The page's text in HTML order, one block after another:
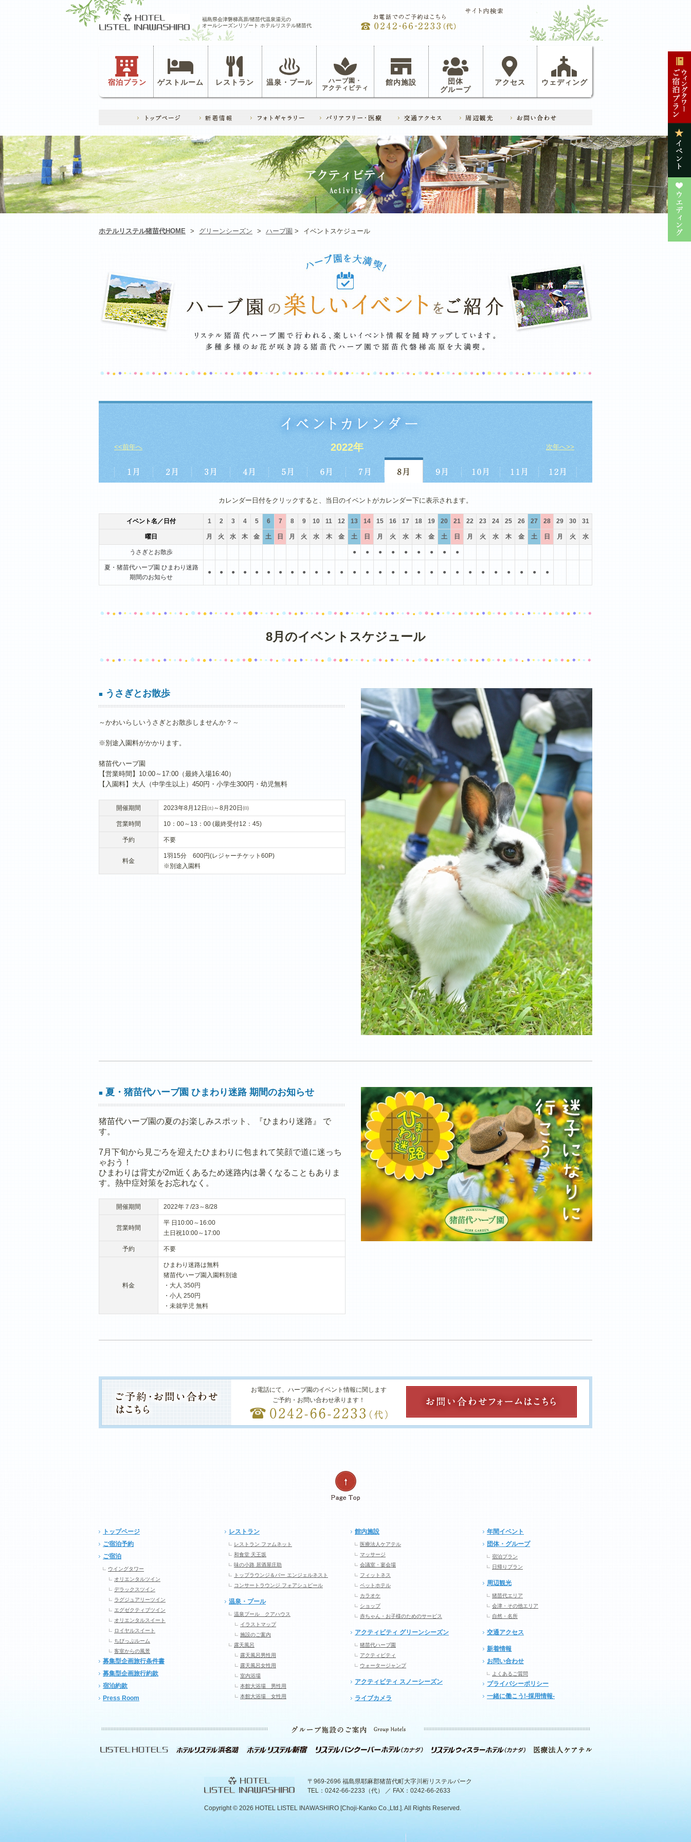
福島県会津磐梯高原/猪苗代温泉湯元の
オールシーズンリゾート ホテルリステル猪苗代
宿泊プラン ゲストルーム レストラン 温泉・プール ハーブ園・
アクティビティ
館内施設
団体
グループ
アクセス ウェディング
ホテルリステル猪苗代HOME > グリーンシーズン > ハーブ園 > イベントスケジュール
<<前年へ 2022年 次年へ>>
カレンダー日付をクリックすると、当日のイベントがカレンダー下に表示されます。
イベント名／日付 1 2 3 4 5 6 7 8 9 10 11 12 13 14 15 16 17 18 19 20 21 22 23 24 25 26 27 28 29 30 31
曜日 月 火 水 木 金 土 日 月 火 水 木 金 土 日 月 火 水 木 金 土 日 月 火 水 木 金 土 日 月 火 水
うさぎとお散歩 ● ● ● ● ● ● ● ● ●
夏・猪苗代ハーブ園 ひまわり迷路
期間のお知らせ
● ● ● ● ● ● ● ● ● ● ● ● ● ● ● ● ● ● ● ● ● ● ● ● ● ● ● ●
8月のイベントスケジュール
■ うさぎとお散歩
～かわいらしいうさぎとお散歩しませんか？～
※別途入園料がかかります。
猪苗代ハーブ園
【営業時間】10:00～17:00（最終入場16:40）
【入園料】大人（中学生以上）450円・小学生300円・幼児無料
開催期間 2023年8月12日㈯～8月20日㈰
営業時間 10：00～13：00 (最終受付12：45)
予約 不要
料金
1羽15分 600円(レジャーチケット60P)
※別途入園料
■ 夏・猪苗代ハーブ園 ひまわり迷路 期間のお知らせ
猪苗代ハーブ園の夏のお楽しみスポット、『ひまわり迷路』 で
す。
7月下旬から見ごろを迎えたひまわりに包まれて笑顔で道に迷っち
ゃおう！
ひまわりは背丈が2m近くあるため迷路内は暑くなることもありま
す。熱中症対策をお忘れなく。
開催期間 2022年７/23～8/28
営業時間
平 日10:00～16:00
土日祝10:00～17:00
予約 不要
料金
ひまわり迷路は無料
猪苗代ハーブ園入園料別途
・大人 350円
・小人 250円
・未就学児 無料
お電話にて、ハーブ園のイベント情報に関します
ご予約・お問い合わせ承ります！
トップページ
ご宿泊予約
ご宿泊
ウイングタワー
オリエンタルツイン
デラックスツイン
ラグジュアリーツイン
エグゼクティブツイン
オリエンタルスイート
ロイヤルスイート
ちびっぷルーム
客室からの風景
募集型企画旅行条件書
募集型企画旅行約款
宿泊約款
Press Room
レストラン
レストラン ファムネット
和食堂 天王坂
味の小路 居酒屋庄助
トップラウンジ＆バー エンジェルネスト
コンサートラウンジ フォアシュピール
温泉・プール
温泉プール クアハウス
イラストマップ
施設のご案内
露天風呂
露天風呂男性用
露天風呂女性用
室内浴場
本館大浴場 男性用
本館大浴場 女性用
館内施設
医療法人ケアテル
マッサージ
会議室・宴会場
フィットネス
ペットホテル
カラオケ
ショップ
赤ちゃん・お子様のためのサービス
アクティビティ グリーンシーズン
猪苗代ハーブ園
アクティビティ
ウォータージャンプ
アクティビティ スノーシーズン
ライブカメラ
年間イベント
団体・グループ
宿泊プラン
日帰りプラン
周辺観光
猪苗代エリア
会津・その他エリア
自然・名所
交通アクセス
新着情報
お問い合わせ
よくあるご質問
プライバシーポリシー
一緒に働こう!-採用情報-
〒969-2696 福島県耶麻郡猪苗代町大字川桁リステルパーク
TEL：0242-66-2233（代） ／ FAX：0242-66-2633
Copyright © 2026 HOTEL LISTEL INAWASHIRO [Choji-Kanko Co.,Ltd.]. All Rights Reserved.